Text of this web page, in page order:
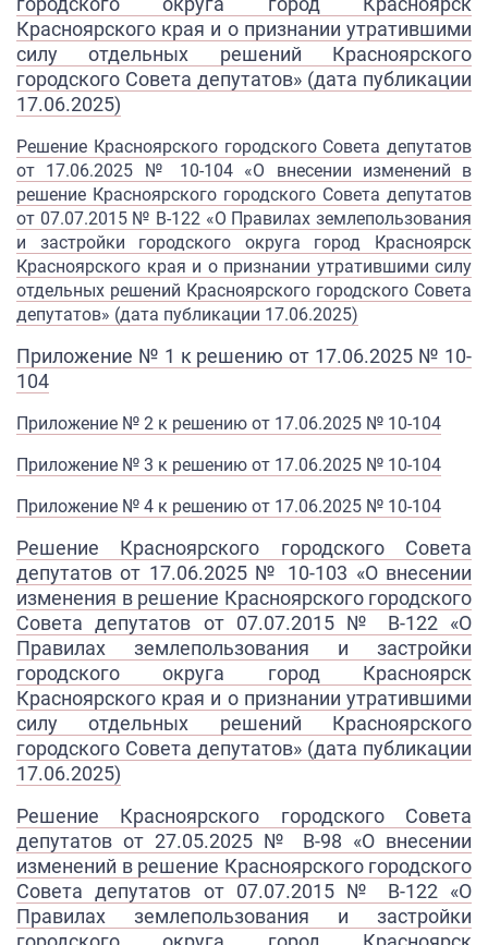
Красноярского края и о признании утратившими
силу отдельных решений Красноярского
городского Совета депутатов» (дата публикации
17.06.2025)
Решение Красноярского городского Совета депутатов
от 17.06.2025 № 10-104 «​О внесении изменений в
решение Красноярского городского Совета депутатов
от 07.07.2015 № В-122 «О Правилах землепользования
и застройки городского округа город Красноярск
Красноярского края и о признании утратившими силу
отдельных решений Красноярского городского Совета
депутатов» (дата публикации 17.06.2025)
Приложение № 1 к решению от 17.06.2025 № 10-
104
Приложение № 2 к решению от 17.06.2025 № 10-104
Приложение № 3 к решению от 17.06.2025 № 10-104​
Приложение № 4 к решению от 17.06.2025 № 10-104
Решение Красноярского городского Совета
депутатов от 17.06.2025 № 10-103 «О внесении
изменения в решение Красноярского городского
Совета депутатов от 07.07.2015 № В-122 «О
Правилах землепользования и застройки
городского округа город Красноярск
Красноярского края и о признании утратившими
силу отдельных решений Красноярского
городского Совета депутатов» (дата публикации
17.06.2025)
Решение Красноярского городского Совета
депутатов от 27.05.2025 № В-98 «Овнесении
изменений в решение Красноярского городского
Советадепутатов от 07.07.2015 № В-122 «О
Правилах землепользования и застройки